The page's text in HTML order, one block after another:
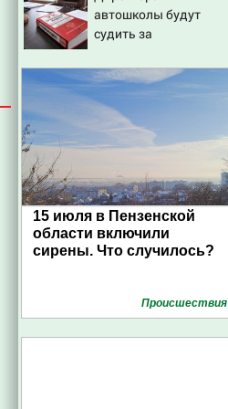
автошколы будут
судить за
15 июля в Пензенской
области включили
сирены. Что случилось?
Проиcшествия